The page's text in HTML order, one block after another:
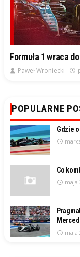
Formuła 1 wraca
Paweł Wroniecki
POPULARNE
Gdzie
Co
maja
maja